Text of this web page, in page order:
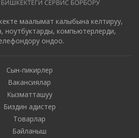
маалымат калыбына келтируу,
ноутбуктарды, компьютерлерди,
ондоо.
Сын-пикирлер
Вакансиялар
Кызматташуу
Биздин адистер
Товарлар
Байланыш